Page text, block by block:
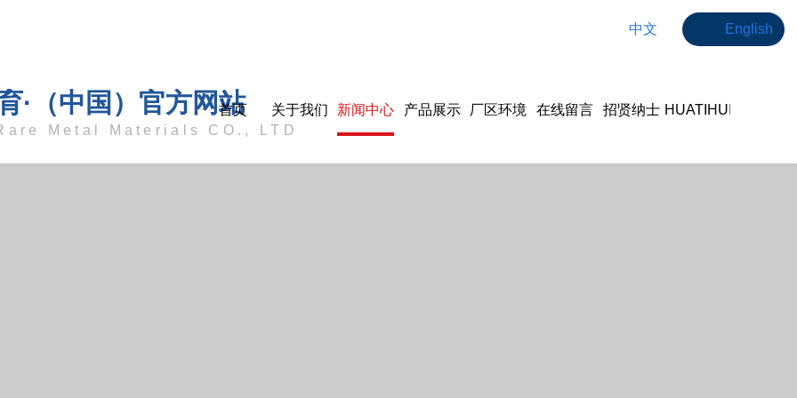
·（中国）官方网站
Metal Materials CO., LTD
首页 关于我们 新闻中心 产品展示 厂区环境 在线留言 招贤纳士 HUATIHUI
中文 English